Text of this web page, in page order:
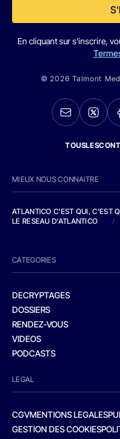
En cliquant sur s'inscrire,
© 2026 Talmont
MIEUX NOUS CONNAITRE
ATLANTICO C'EST QUI, C'EST
LE RESEAU D'ATLANTICO
/
CATEGORIES
DECRYPTAGES
DOSSIERS
RENDEZ-VOUS
VIDEOS
PODCASTS
LEGAL
CGVMENTIONS LEGALES
GESTION DES COOKIES